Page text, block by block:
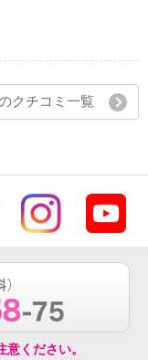
クチコミ一覧
ください。